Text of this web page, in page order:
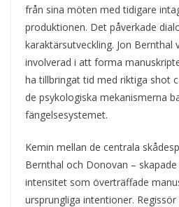
från sina möten med tidigare
produktionen. Det påverkade
karaktärsutveckling. Jon Bernthal
involverad i att forma
ha tillbringat tid med riktiga shot
de psykologiska mekanismerna
fängelsesystemet.
Kemin mellan de centrala
Bernthal och Donovan –
intensitet som överträffade
ursprungliga intentioner. Regissör